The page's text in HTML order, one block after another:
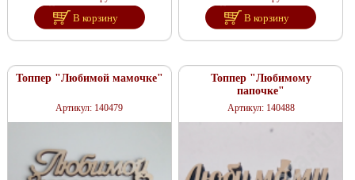
В корзину В корзину
Топпер "Любимой мамочке"
Артикул: 140479
Топпер "Любимому
папочке"
Артикул: 140488